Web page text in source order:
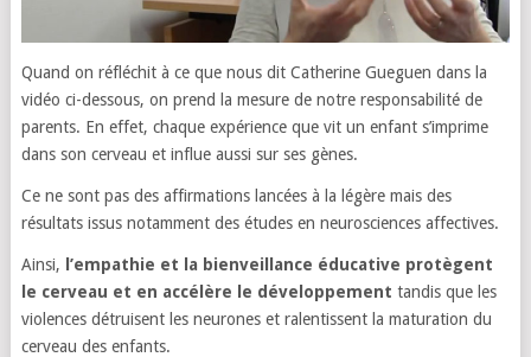
Quand on réfléchit à ce que nous dit Catherine Gueguen dans la
vidéo ci-dessous, on prend la mesure de notre responsabilité de
parents. En effet, chaque expérience que vit un enfant s’imprime
dans son cerveau et influe aussi sur ses gènes.
Ce ne sont pas des affirmations lancées à la légère mais des
résultats issus notamment des études en neurosciences affectives.
Ainsi, l’empathie et la bienveillance éducative protègent
le cerveau et en accélère le développement tandis que les
violences détruisent les neurones et ralentissent la maturation du
cerveau des enfants.